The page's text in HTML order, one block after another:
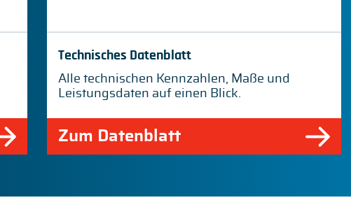
Technisches Datenblatt
Alle technischen Kennzahlen, Maße und
Leistungsdaten auf einen Blick.
Zum Datenblatt